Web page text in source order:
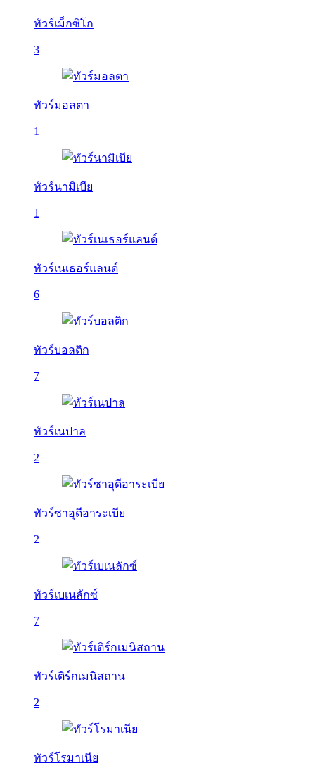
ทัวร์เม็กซิโก
3
ทัวร์มอลตา
1
ทัวร์นามิเบีย
1
ทัวร์เนเธอร์แลนด์
6
ทัวร์บอลติก
7
ทัวร์เนปาล
2
ทัวร์ซาอุดีอาระเบีย
2
ทัวร์เบเนลักซ์
7
ทัวร์เติร์กเมนิสถาน
2
ทัวร์โรมาเนีย